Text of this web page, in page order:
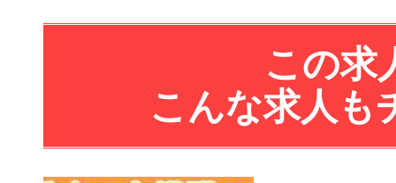
この求
こんな求人も